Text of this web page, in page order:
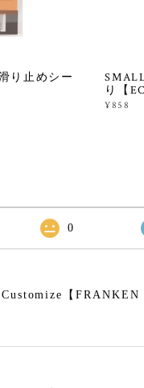
り止めシー
り【
¥858
0
【FRANKEN